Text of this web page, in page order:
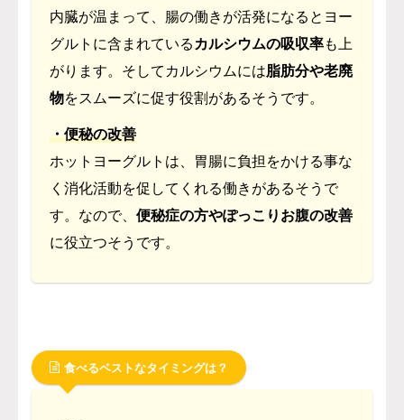
内臓が温まって、腸の働きが活発になるとヨー
グルトに含まれているカルシウムの吸収率も上
がります。そしてカルシウムには脂肪分や老廃
物をスムーズに促す役割があるそうです。
・便秘の改善
ホットヨーグルトは、胃腸に負担をかける事な
く消化活動を促してくれる働きがあるそうで
す。なので、 便秘症の方やぽっこりお腹の改善
に役立つそうです。
食べるベストなタイミングは？